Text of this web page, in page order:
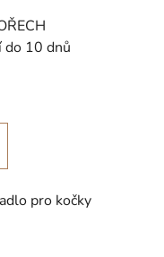
do 10 dnů
pro kočky